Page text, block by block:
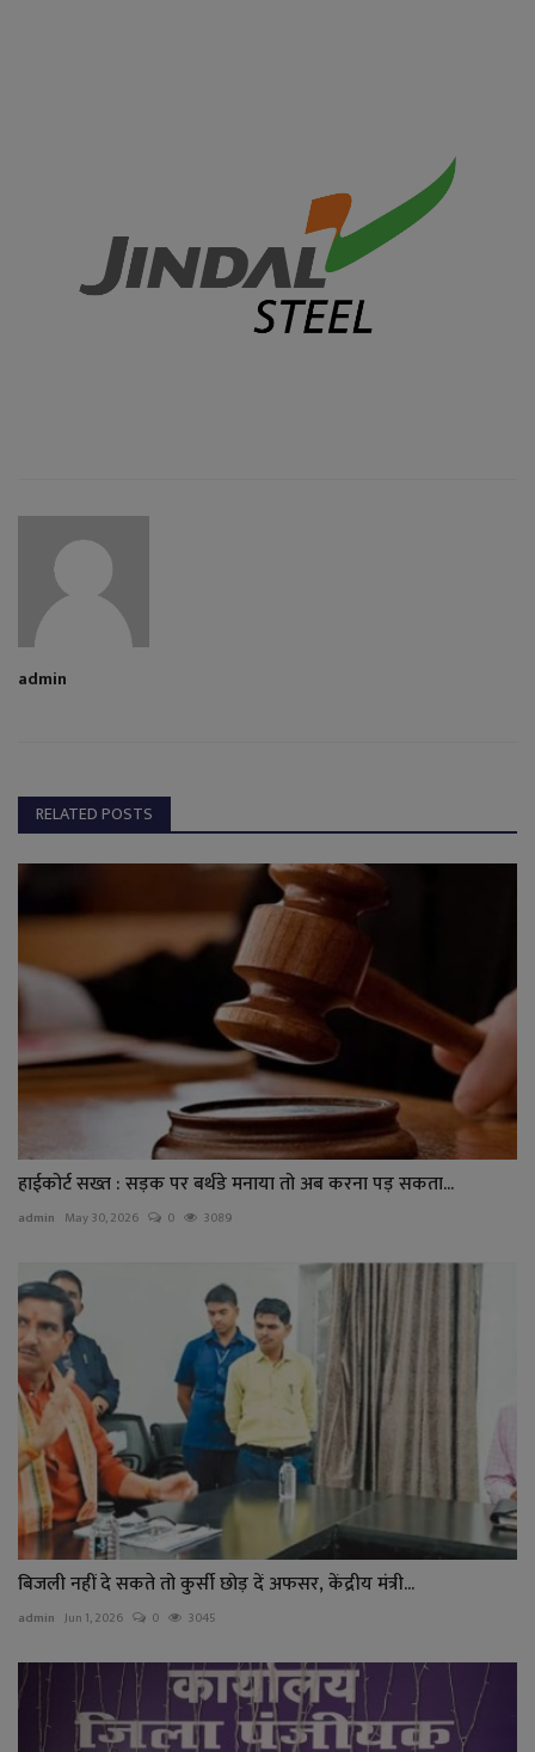
admin
RELATED POSTS
हाईकोर्ट सख्त : सड़क पर बर्थडे मनाया तो अब करना पड़ सकता...
admin May 30, 2026 0 3089
बिजली नहीं दे सकते तो कुर्सी छोड़ दें अफसर, केंद्रीय मंत्री...
admin Jun 1, 2026 0 3045